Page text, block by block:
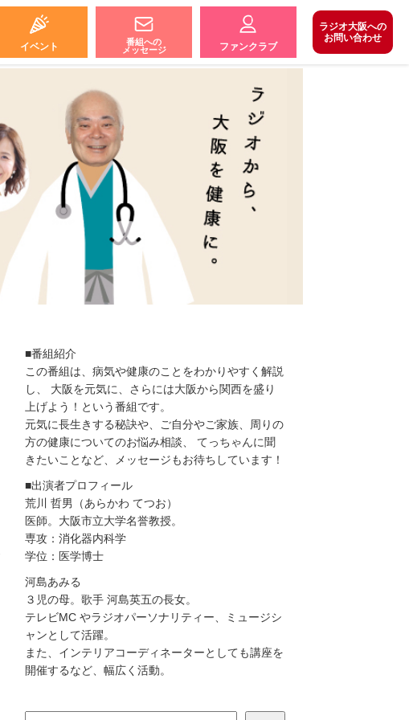
イベント
番組への
メッセージ
ファンクラブ
ラジオ大阪への
お問い合わせ
■番組紹介
この番組は、病気や健康のことをわかりやすく解説
し、 大阪を元気に、さらには大阪から関西を盛り
上げよう！という番組です。
元気に長生きする秘訣や、ご自分やご家族、周りの
方の健康についてのお悩み相談、 てっちゃんに聞
きたいことなど、メッセージもお待ちしています！
■出演者プロフィール
荒川 哲男（あらかわ てつお）
医師。大阪市立大学名誉教授。
専攻：消化器内科学
学位：医学博士
河島あみる
３児の母。歌手 河島英五の長女。
テレビMC やラジオパーソナリティー、ミュージシ
ャンとして活躍。
また、インテリアコーディネーターとしても講座を
開催するなど、幅広く活動。